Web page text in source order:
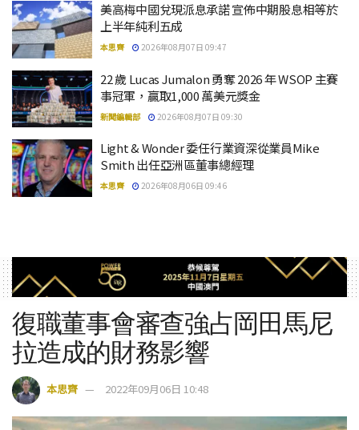
美高梅中國兌現派息承諾 宣佈中期股息相等於
上半年純利五成
本思齊 2026年08月07日 09:47
22 歲 Lucas Jumalon 勇奪 2026 年 WSOP 主賽
事冠軍，贏取1,000 萬美元獎金
新聞編輯部 2026年08月07日 09:30
Light & Wonder 委任行業資深從業員Mike
Smith 出任亞洲區董事總經理
本思齊 2026年08月06日 09:46
復職董事會審查強占岡田馬尼
拉造成的財務影響
本思齊 2022年09月06日 10:48